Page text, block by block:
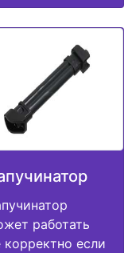
работать
корректно если